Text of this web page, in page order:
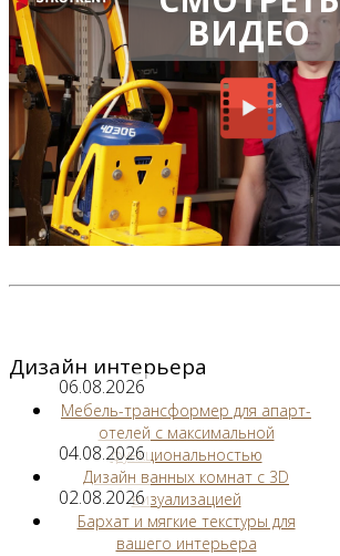
ВИДЕО
Дизайн интерьера
06.08.2026
Мебель-трансформер для апарт-
отелей с максимальной
функциональностью
04.08.2026
Дизайн ванных комнат с 3D
визуализацией
02.08.2026
Бархат и мягкие текстуры для
вашего интерьера